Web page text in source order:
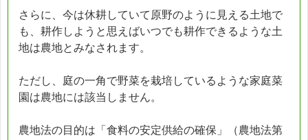
さらに、今は休耕していて原野のように見える土地で
も、耕作しようと思えばいつでも耕作できるような土
地は農地とみなされます。
ただし、庭の一角で野菜を栽培しているような家庭菜
園は農地には該当しません。
農地法の目的は「食料の安定供給の確保」（農地法第